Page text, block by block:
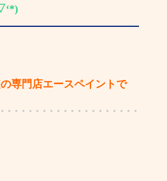
専門店エースペイントで